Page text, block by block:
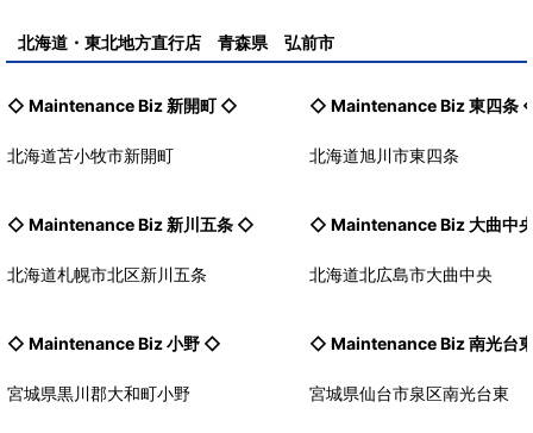
北海道・東北地方直行店 青森県 弘前市
◇ Maintenance Biz新開町 ◇
北海道苫小牧市新開町
◇ Maintenance Biz東四条
北海道旭川市東四条
◇ Maintenance Biz新川五条 ◇
北海道札幌市北区新川五条
◇ Maintenance Biz大曲中
北海道北広島市大曲中央
◇ Maintenance Biz小野 ◇
宮城県黒川郡大和町小野
◇ Maintenance Biz南光台
宮城県仙台市泉区南光台東